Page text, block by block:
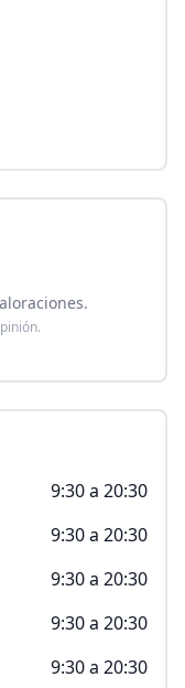
9:30 a 20:30
9:30 a 20:30
9:30 a 20:30
9:30 a 20:30
9:30 a 20:30